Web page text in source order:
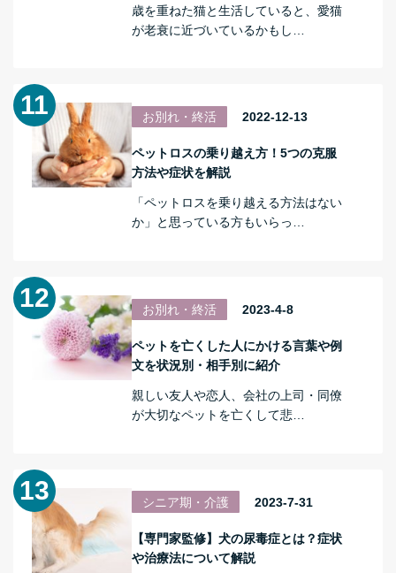
歳を重ねた猫と生活していると、愛猫
が老衰に近づいているかもし…
お別れ・終活 2022-12-13
ペットロスの乗り越え方！5つの克服
方法や症状を解説
「ペットロスを乗り越える方法はない
か」と思っている方もいらっ…
お別れ・終活 2023-4-8
ペットを亡くした人にかける言葉や例
文を状況別・相手別に紹介
親しい友人や恋人、会社の上司・同僚
が大切なペットを亡くして悲…
シニア期・介護 2023-7-31
【専門家監修】犬の尿毒症とは？症状
や治療法について解説